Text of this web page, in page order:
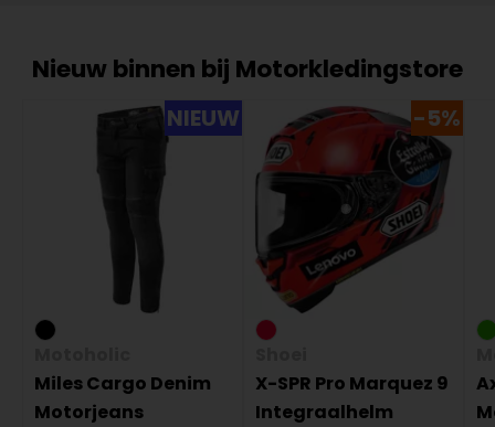
Nieuw binnen bij Motorkledingstore
NIEUW
Miles Cargo Denim
Motorjeans
-5%
X-SPR Pro Marquez 9
Integraalhelm